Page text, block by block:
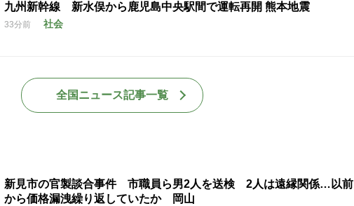
九州新幹線 新水俣から鹿児島中央駅間で運転再開 熊本地震
33分前 社会
全国ニュース記事一覧
新見市の官製談合事件 市職員ら男2人を送検 2人は遠縁関係…以前
から価格漏洩繰り返していたか 岡山